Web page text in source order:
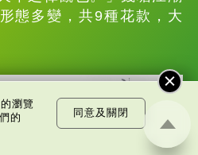
態多變，共9種花款，大
瀏覽
的
同意及關閉